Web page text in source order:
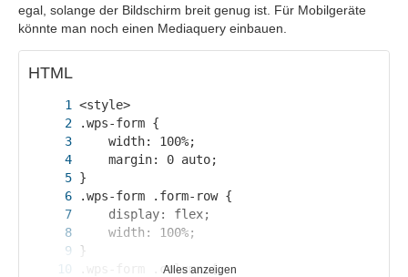
egal, solange der Bildschirm breit genug ist. Für Mobilgeräte
könnte man noch einen Mediaquery einbauen.
HTML
Alles anzeigen